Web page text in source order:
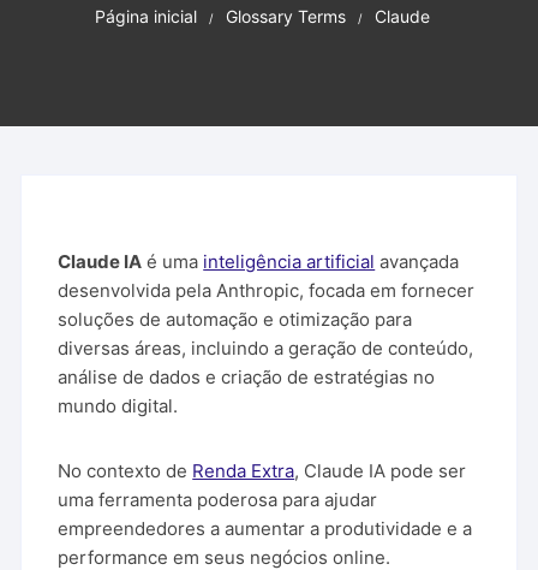
Página inicial Glossary Terms Claude
Claude IA é uma inteligência artificial avançada
desenvolvida pela Anthropic, focada em fornecer
soluções de automação e otimização para
diversas áreas, incluindo a geração de conteúdo,
análise de dados e criação de estratégias no
mundo digital.
No contexto de Renda Extra, Claude IA pode ser
uma ferramenta poderosa para ajudar
empreendedores a aumentar a produtividade e a
performance em seus negócios online.